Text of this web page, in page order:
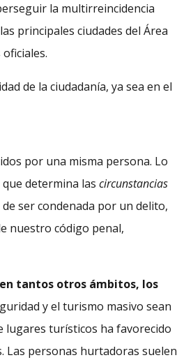
la multirreincidencia
principales ciudades del Área
de la ciudadanía, ya sea en el
por una misma persona. Lo
determina las circunstancias
ser condenada por un delito,
nuestro código penal,
tantos otros ámbitos, los
y el turismo masivo sean
lugares turísticos ha favorecido
Las personas hurtadoras suelen